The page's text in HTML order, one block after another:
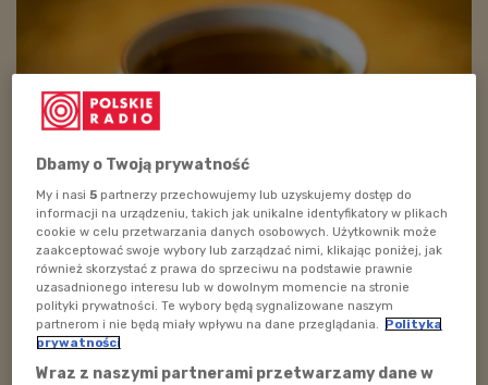
Foto: callocx / photo on flickr
„Filiżanka herbaty poradzi sobie z największym
problemem". Zaparzcie więc ulubioną herbatę, włączcie
Polskie Radio Dzieciom i posłuchajcie, gdzie możemy
znaleźć najznakomitsze odmiany herbacianych liści, z
Dbamy o Twoją prywatność
My i nasi5 partnerzy przechowujemy lub uzyskujemy dostęp do
informacji na urządzeniu, takich jak unikalne identyfikatory w plikach
cookie w celu przetwarzania danych osobowych. Użytkownik może
zaakceptować swoje wybory lub zarządzać nimi, klikając poniżej, jak
również skorzystać z prawa do sprzeciwu na podstawie prawnie
uzasadnionego interesu lub w dowolnym momencie na stronie
polityki prywatności. Te wybory będą sygnalizowane naszym
partnerom i nie będą miały wpływu na dane przeglądania. Polityka
prywatności
Wraz z naszymi partnerami przetwarzamy dane w